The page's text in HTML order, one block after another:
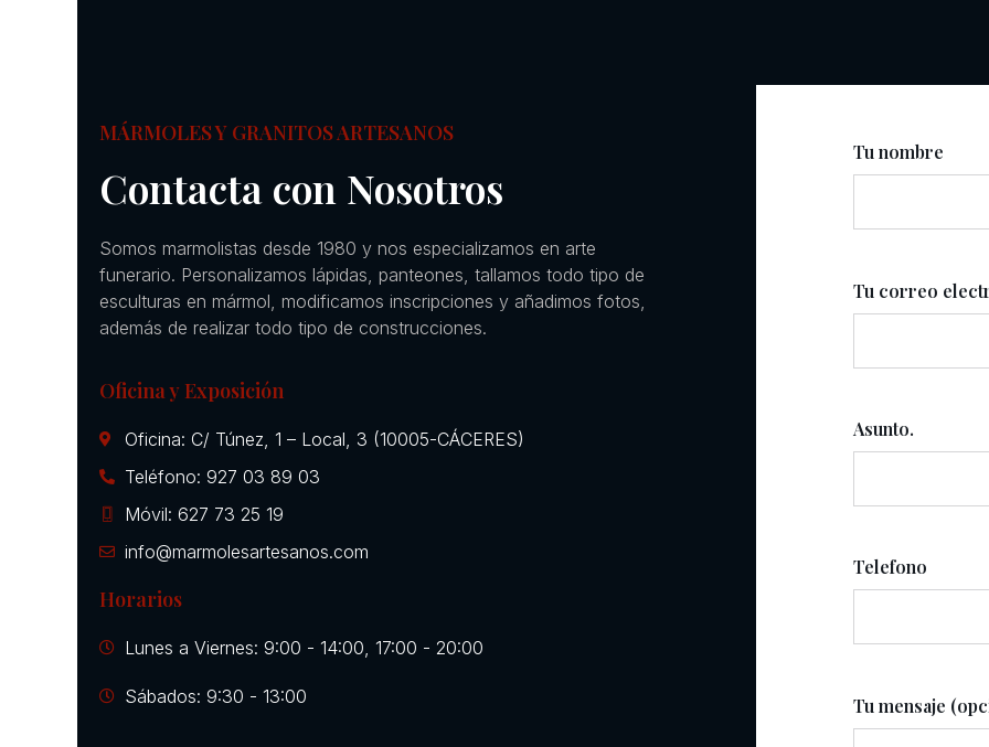
MÁRMOLES Y GRANITOS ARTESANOS
Contacta con Nosotros
Somos marmolistas desde 1980 y nos especializamos en arte
funerario. Personalizamos lápidas, panteones, tallamos todo tipo de
esculturas en mármol, modificamos inscripciones y añadimos fotos,
además de realizar todo tipo de construcciones.
Oficina y Exposición
Oficina: C/ Túnez, 1 – Local, 3 (10005-CÁCERES)
Teléfono: 927 03 89 03
Móvil: 627 73 25 19
info@marmolesartesanos.com
Horarios
Lunes a Viernes: 9:00 - 14:00, 17:00 - 20:00
Sábados: 9:30 - 13:00
Tu nombre
Tu correo
Asunto.
Telefono
Tu mensaje